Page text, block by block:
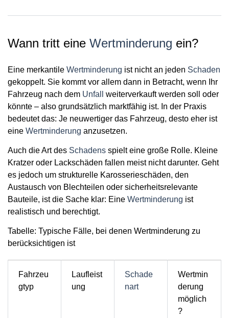
Wann tritt eine Wertminderung ein?
Eine merkantile Wertminderung ist nicht an jeden Schaden
gekoppelt. Sie kommt vor allem dann in Betracht, wenn Ihr
Fahrzeug nach dem Unfall
weiterverkauft werden soll oder
könnte – also grundsätzlich marktfähig ist. In der Praxis
bedeutet das: Je neuwertiger das Fahrzeug, desto eher ist
eine Wertminderung anzusetzen.
Auch die Art des Schadens spielt eine große Rolle. Kleine
Kratzer oder Lackschäden fallen meist nicht darunter. Geht
es jedoch um strukturelle Karosserieschäden, den
Austausch von Blechteilen oder sicherheitsrelevante
Bauteile, ist die Sache klar: Eine Wertminderung ist
realistisch und berechtigt.
Tabelle: Typische Fälle, bei denen Wertminderung zu
berücksichtigen ist
Fahrzeu
gtyp
Laufleist
ung
Schade
nart
Wertmin
derung
möglich
?